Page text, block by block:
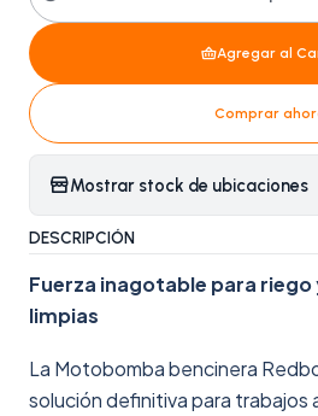
Cantidad
Agregar al
Comprar
Mostrar stock de ubicaciones
DESCRIPCIÓN
Fuerza inagotable para
limpias
La Motobomba bencinera
solución definitiva para trabajos